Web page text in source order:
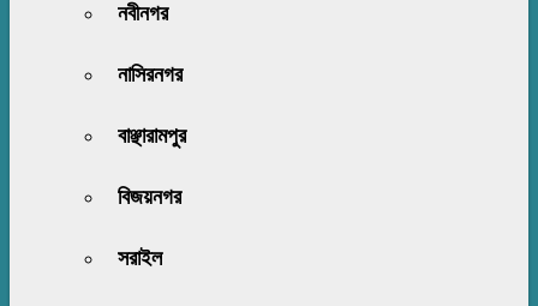
নবীনগর
নাসিরনগর
বাঞ্ছারামপুর
বিজয়নগর
সরাইল